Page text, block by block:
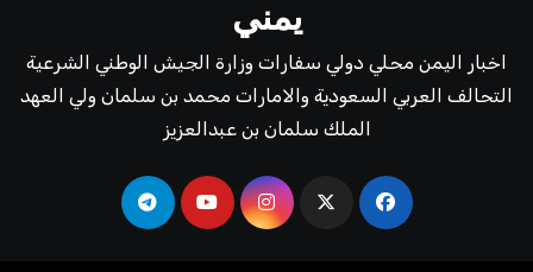
يمني
اخبار اليمن محلي دولي سفارات وزارة الجيش الوطني الشرعية
التحالف العربي السعودية والامارات محمد بن سلمان ولي العهد
الملك سلمان بن عبدالعزيز